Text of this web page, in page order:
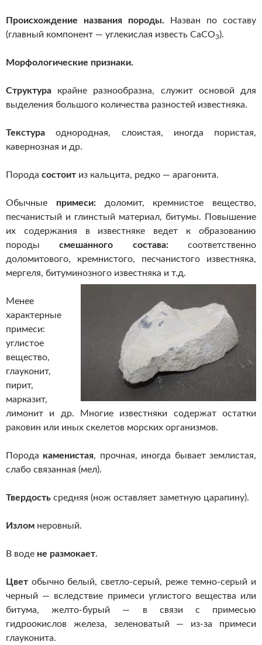
Происхождение названия породы. Назван по составу
(главный компонент — углекислая известь СаСO3).
Морфологические признаки.
Структура крайне разнообразна, служит основой для
выделения большого количества разностей известняка.
Текстура однородная, слоистая, иногда пористая,
кавернозная и др.
Порода состоит из кальцита, редко — арагонита.
Обычные примеси:доломит, кремнистое вещество,
песчанистый и глинстый материал, битумы. Повышение
их содержания в известняке ведет к образованию
породысмешанного состава:соответственно
доломитового, кремнистого, песчанистого известняка,
мергеля, битуминозного известняка и т.д.
Менее
характерные
примеси:
углистое
вещество,
глауконит,
пирит,
марказит,
лимонит и др. Многие известняки содержат остатки
раковин или иных скелетов морских организмов.
Порода каменистая, прочная, иногда бывает землистая,
слабо связанная (мел).
Твердость средняя (нож оставляет заметную царапину).
Излом неровный.
В воде не размокает.
Цвет обычно белый, светло-серый, реже темно-серый и
черный — вследствие примеси углистого вещества или
битума, желто-бурый — в связи с примесью
гидроокислов железа, зеленоватый — из-за примеси
глауконита.